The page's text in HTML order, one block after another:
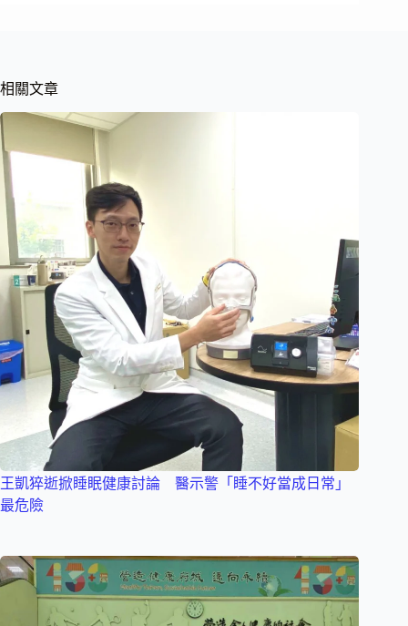
相關文章
王凱猝逝掀睡眠健康討論 醫示警「睡不好當成日常」
最危險